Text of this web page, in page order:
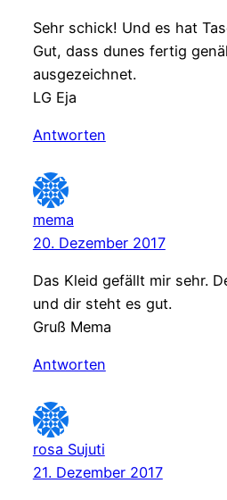
Sehr schick! Und es hat
Gut, dass dunes fertig
ausgezeichnet.
LG Eja
Antworten
mema
20. Dezember 2017
Das Kleid gefällt mir sehr.
und dir steht es gut.
Gruß Mema
Antworten
rosa Sujuti
21. Dezember 2017